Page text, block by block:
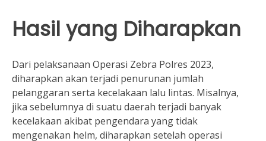
Hasil yang Diharapkan
Dari pelaksanaan Operasi Zebra Polres 2023,
diharapkan akan terjadi penurunan jumlah
pelanggaran serta kecelakaan lalu lintas. Misalnya,
jika sebelumnya di suatu daerah terjadi banyak
kecelakaan akibat pengendara yang tidak
mengenakan helm, diharapkan setelah operasi